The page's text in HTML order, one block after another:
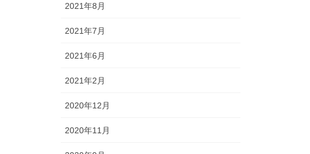
2021年8月
2021年7月
2021年6月
2021年2月
2020年12月
2020年11月